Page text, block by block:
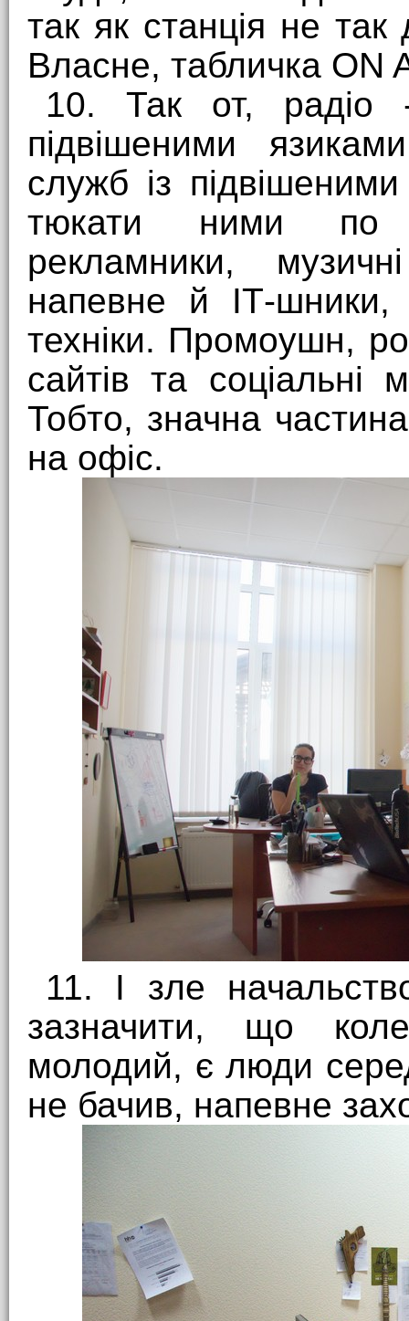
так як станція не
Власне, табличка ON
10. Так от, радіо
підвішеними
служб із
тюкати ними по
рекламники,
напевне й ІТ-шники,
техніки. Промоушн,
сайтів та соціальні
Тобто, значна
на офіс.
11. І зле
зазначити, що
молодий, є люди
не бачив, напевне